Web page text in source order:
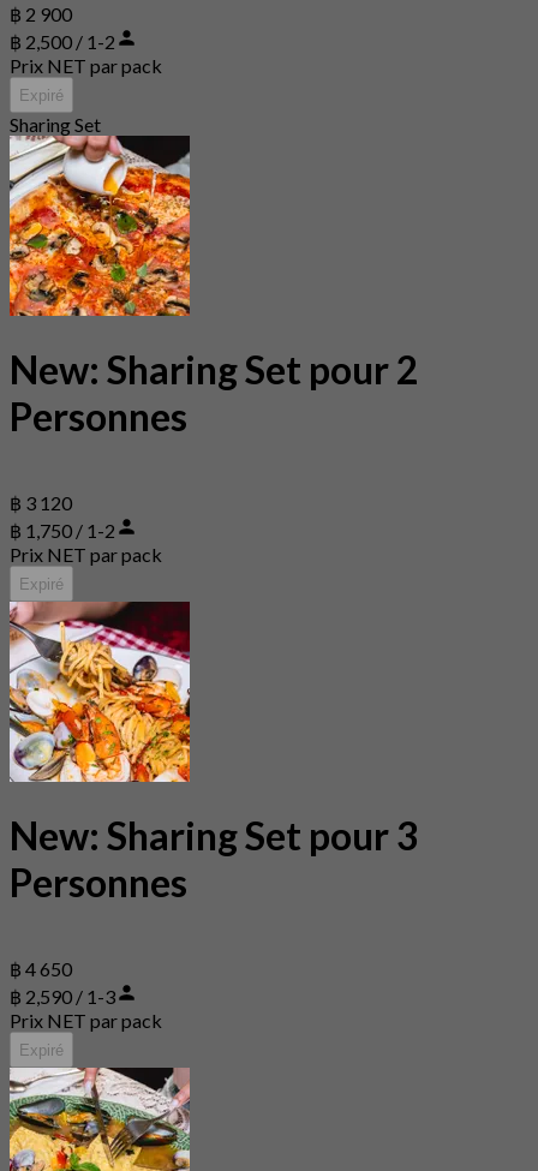
฿ 2 900
฿ 2,500 / 1-2
Prix NET par pack
Expiré
Sharing Set
New: Sharing Set pour 2
Personnes
฿ 3 120
฿ 1,750 / 1-2
Prix NET par pack
Expiré
New: Sharing Set pour 3
Personnes
฿ 4 650
฿ 2,590 / 1-3
Prix NET par pack
Expiré